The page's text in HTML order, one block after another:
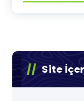
Site